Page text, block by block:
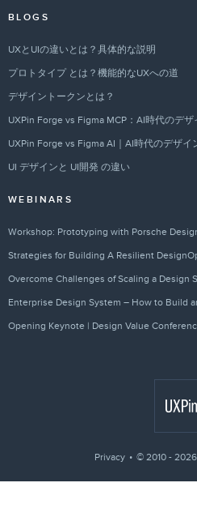
BLOGS
UXとUIの違いとは？具体的な説明
プロトタイプ とは？機能的なUXへの道
デザイントークンとは？
UXPin Forge vs Figma AI｜AI時代のデザ
UI デザインと UI開発 の違い
WEBINARS
Workshop: Prototyping with Porsche
Strategies for Building A Resilient
Overcome Challenges of Scaling a Design
Enterprise Design System – How to Build
Opening Keynote | Design Value
Privacy © 2010 -